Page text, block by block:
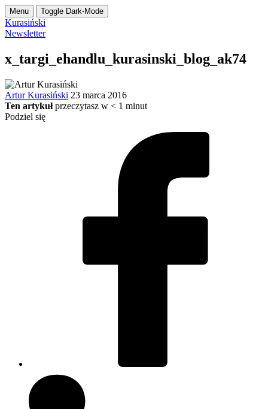
Menu Toggle Dark-Mode
Kurasiński
Newsletter
x_targi_ehandlu_kurasinski_blog_ak74
Artur Kurasiński 23 marca 2016
Ten artykuł przeczytasz w < 1 minut
Podziel się